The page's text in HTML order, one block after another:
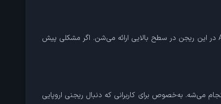
اپل در ایرلند حضور رسمی داره (دفتر اروپایی اپل در کورک قرار داره )، به همین دلیل پشتیبانی فنی، حساب کاربری و سرویس‌های Apple در این ریجن در سطح بالایی ارائه می‌شن. اگر مشکلی پیش
می‌شه. به‌خصوص برای کاربرانی که دنبال ریجنی اروپایی